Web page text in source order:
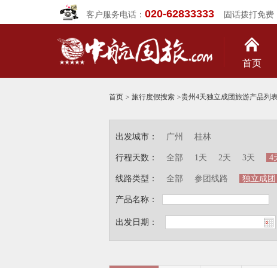
客户服务电话：020-62833333 固话拨打免费
首页
首页 > 旅行度假搜索 >贵州4天独立成团旅游产品列
出发城市：
行程天数：
线路类型：
产品名称：
广州 桂林
全部 1天 2天 3天 4
全部 参团线路 独立成团
出发日期：